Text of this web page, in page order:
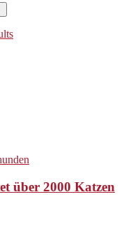
über 2000 Katzen